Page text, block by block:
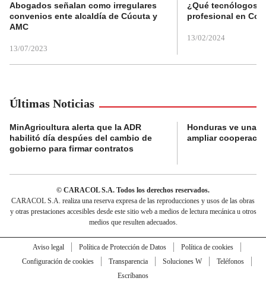
Abogados señalan como irregulares
convenios ente alcaldía de Cúcuta y
AMC
13/07/2023
¿Qué tecnólogos
profesional en
13/02/2024
Últimas Noticias
MinAgricultura alerta que la ADR
habilitó día despúes del cambio de
gobierno para firmar contratos
Honduras ve una
ampliar
© CARACOL S.A. Todos los derechos reservados.
CARACOL S.A. realiza una reserva expresa de las reproducciones y usos de las obras
y otras prestaciones accesibles desde este sitio web a medios de lectura mecánica u otros
medios que resulten adecuados.
Aviso legal Política de Protección de Datos
Política de cookies
Configuración de cookies
Transparencia Soluciones W
Teléfonos
Escríbanos